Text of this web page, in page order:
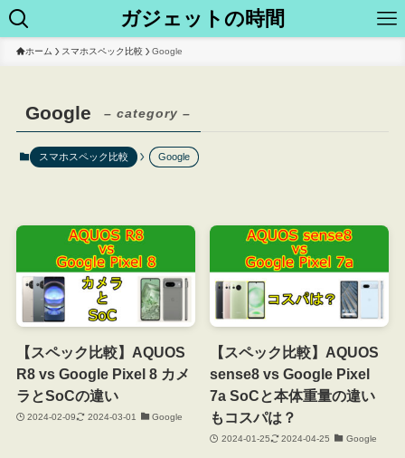
ガジェットの時間
ホーム スマホスペック比較 Google
Google – category –
スマホスペック比較 Google
【スペック比較】AQUOS
R8 vs Google Pixel 8 カメ
ラとSoCの違い
2024-02-09 2024-03-01 Google
【スペック比較】AQUOS
sense8 vs Google Pixel
7a SoCと本体重量の違い
もコスパは？
2024-01-25 2024-04-25 Google